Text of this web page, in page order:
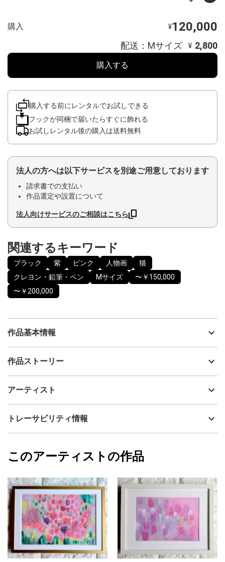
購入 ¥120,000
配送：Mサイズ ¥ 2,800
購入する
購入する前にレンタルでお試しできる
フックが同梱で届いたらすぐに飾れる
お試しレンタル後の購入は送料無料
法人の方へは以下サービスを別途ご用意しております
請求書での支払い
作品選定や設置について
法人向けサービスのご相談はこちら
関連するキーワード
ブラック 紫 ピンク 人物画
猫
クレヨン・鉛筆・ペン
Mサイズ
〜￥150,000
〜￥200,000
作品基本情報
出品者
制作年
クレヨン・鉛筆・ペン
カラー
ブラック
ジャンル
人物画
配送目安
二週間以内
作品ストーリー
存在のぬくもりが不思議と心を落ち着かせてくれる。いつもそば
ても伝わる安心感や信頼、そして深い絆をこの作品では描いてい
閉じ込めた作品です。
会に出展。多くの方にご覧いただいた作品となっております。
※お使いのPC環境により実物と画像のお色味に多少の違いが生じ
る場合がござきます。
※額の在庫状況により画像の額とは違う額になる場合がございま
す。
※サイズは額のサイズを記載、原画はB4サイズです。
※反射防止のためアクリル板をはずして撮影しております。
アーティスト
Yukari Blair
フォローする
トレーサビリティ情報
Yukari Blair
このアーティストの作品